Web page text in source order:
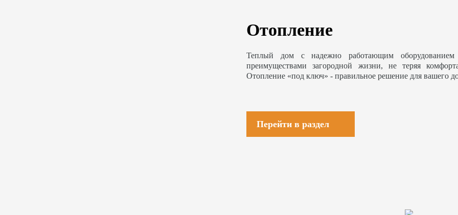
Отопление
Теплый дом с надежно работающим оборудованием
преимуществами загородной жизни, не теряя
Отопление «под ключ» - правильное решение для вашего
Перейти в раздел